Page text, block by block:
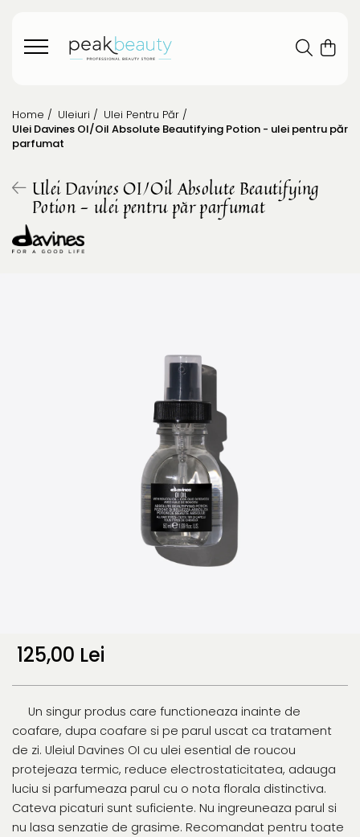
Home / Uleiuri / Ulei Pentru Păr /
Ulei Davines OI/Oil Absolute Beautifying Potion - ulei pentru păr
parfumat
Ulei Davines OI/Oil Absolute Beautifying
Potion - ulei pentru păr parfumat
125,00 Lei
Un singur produs care functioneaza inainte de
coafare, dupa coafare si pe parul uscat ca tratament
de zi. Uleiul Davines OI cu ulei esential de roucou
protejeaza termic, reduce electrostaticitatea, adauga
luciu si parfumeaza parul cu o nota florala distinctiva.
Cateva picaturi sunt suficiente. Nu ingreuneaza parul si
nu lasa senzatie de grasime. Recomandat pentru toate